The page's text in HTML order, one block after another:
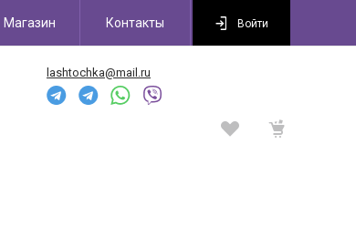
Магазин Контакты Войти
lashtochka@mail.ru